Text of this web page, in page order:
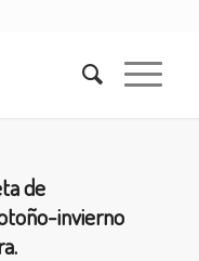
de
invierno